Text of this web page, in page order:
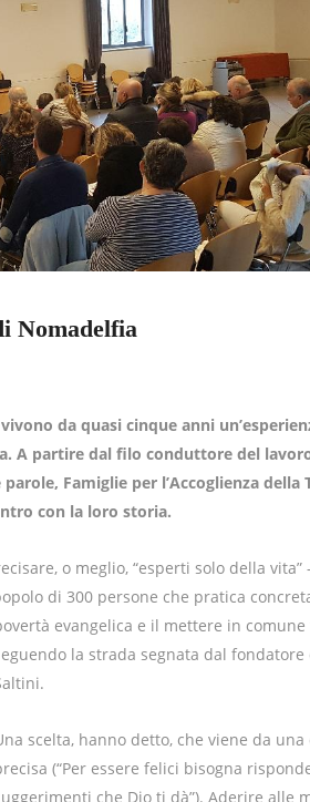
Nomadelfia
da quasi cinque anni
A partire dal filo conduttore del
Famiglie per l’Accoglienza della
con la loro storia.
o meglio, “esperti solo della vita”
di 300 persone che pratica
evangelica e il mettere in
la strada segnata dal fondatore
scelta, hanno detto, che viene da una
(“Per essere felici bisogna
che Dio ti dà”). Aderire alle